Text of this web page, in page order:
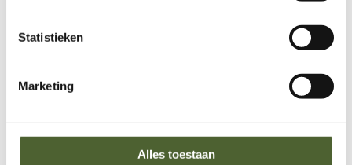
Statistieken
Marketing
Alles toestaan
14x14x5 44st/m2